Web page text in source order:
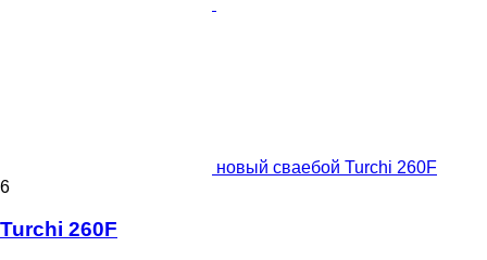
новый сваебой Turchi 260F
6
Turchi 260F